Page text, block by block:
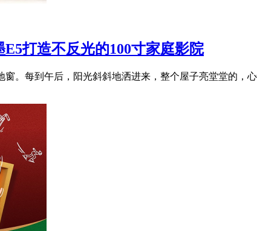
打造不反光的100寸家庭影院
。每到午后，阳光斜斜地洒进来，整个屋子亮堂堂的，